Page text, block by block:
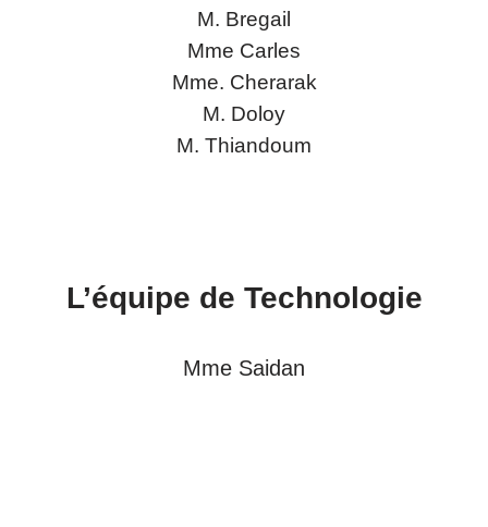
M. Bregail
Mme Carles
Mme. Cherarak
M. Doloy
M. Thiandoum
L’équipe de Technologie
Mme Saidan